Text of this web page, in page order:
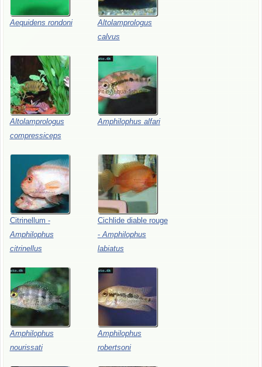
Aequidens rondoni
Altolamprologus
calvus
Altolamprologus
compressiceps
Amphilophus alfari
Citrinellum -
Amphilophus
citrinellus
Cichlide diable rouge
- Amphilophus
labiatus
Amphilophus
nourissati
Amphilophus
robertsoni